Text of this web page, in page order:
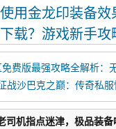
用金龙印装备
载？游戏新手攻
费版最强攻略全解析：
战沙巴克之巅：传奇私
司机指点迷津，极品装